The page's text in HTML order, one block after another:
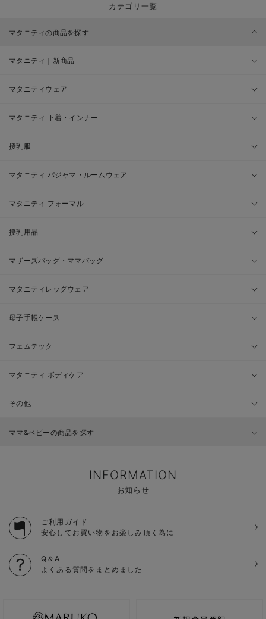
カテゴリ一覧
マタニティの商品を探す
マタニティ｜新商品
マタニティウェア
マタニティ 下着・インナー
授乳服
マタニティ パジャマ・ルームウェア
マタニティ フォーマル
授乳用品
マザーズバッグ・ママバッグ
マタニティレッグウェア
母子手帳ケース
フェムテック
マタニティ ボディケア
その他
ママ&ベビーの商品を探す
INFORMATION
お知らせ
ご利用ガイド
安心してお買い物をお楽しみ頂く為に
Q＆A
よくある質問をまとめました